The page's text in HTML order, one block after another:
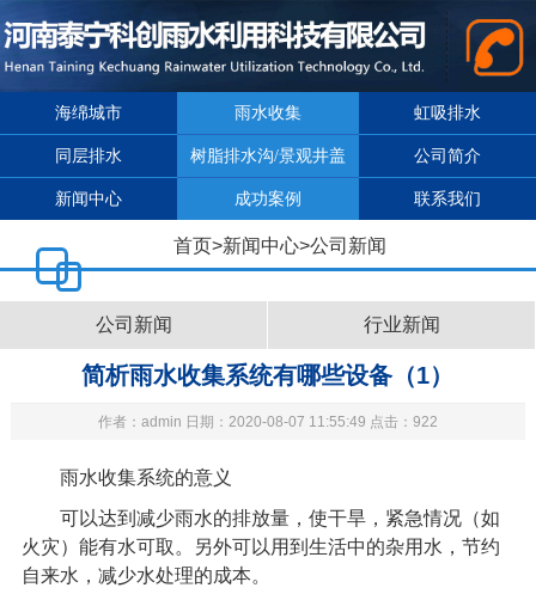
海绵城市 雨水收集 虹吸排水
同层排水 树脂排水沟/景观井盖 公司简介
新闻中心 成功案例 联系我们
首页>新闻中心>公司新闻
公司新闻 行业新闻
简析雨水收集系统有哪些设备（1）
作者：admin 日期：2020-08-07 11:55:49 点击：922
雨水收集系统的意义
可以达到减少雨水的排放量，使干旱，紧急情况（如
火灾）能有水可取。另外可以用到生活中的杂用水，节约
自来水，减少水处理的成本。